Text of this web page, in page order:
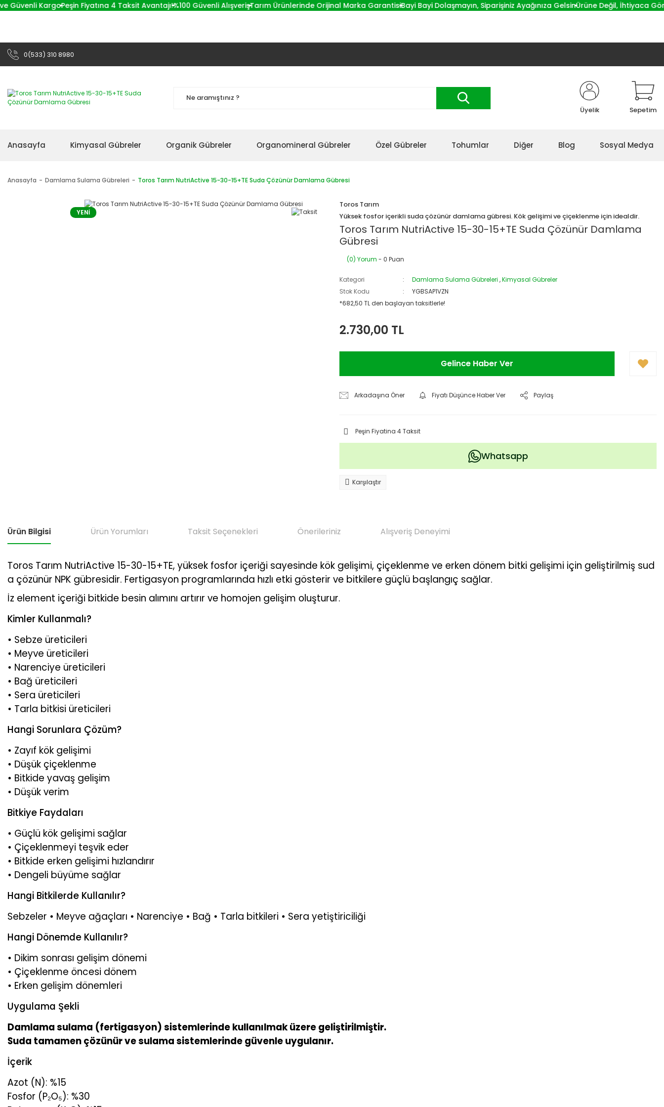
KargoPeşin Fiyatına 4 Taksit Avantajı!%100 Güvenli AlışverişTarım Ürünlerinde Orijinal Marka GarantisiBayi Bayi Dolaşmayın, Siparişiniz Ayağınıza GelsinÜrüne Değil, İhtiyaca Göre
0(533) 310 8980
Üyelik Sepetim
Anasayfa Kimyasal Gübreler Organik Gübreler Organomineral Gübreler Özel Gübreler Tohumlar Diğer Blog Sosyal Medya
Anasayfa Damlama Sulama Gübreleri Toros Tarım NutriActive 15-30-15+TE Suda Çözünür Damlama Gübresi
YENİ
Toros Tarım
Yüksek fosfor içerikli suda çözünür damlama gübresi. Kök gelişimi ve çiçeklenme için idealdir.
Toros Tarım NutriActive 15-30-15+TE Suda Çözünür Damlama
Gübresi
(0) Yorum - 0 Puan
Kategori Damlama Sulama Gübreleri ,Kimyasal Gübreler
Stok Kodu
YGBSAP1VZN
*682,50 TL den başlayan taksitlerle!
2.730,00 TL
Gelince Haber Ver
Arkadaşına Öner Fiyatı Düşünce Haber Ver Paylaş
Peşin Fiyatina 4 Taksit
Whatsapp
Karşılaştır
Ürün Bilgisi Ürün Yorumları Taksit Seçenekleri Önerileriniz Alışveriş Deneyimi
Toros Tarım NutriActive 15-30-15+TE, yüksek fosfor içeriği sayesinde kök gelişimi, çiçeklenme ve erken dönem bitki gelişimi için geliştirilmiş sud
a çözünür NPK gübresidir. Fertigasyon programlarında hızlı etki gösterir ve bitkilere güçlü başlangıç sağlar.
İz element içeriği bitkide besin alımını artırır ve homojen gelişim oluşturur.
Kimler Kullanmalı?
• Sebze üreticileri
• Meyve üreticileri
• Narenciye üreticileri
• Bağ üreticileri
• Sera üreticileri
• Tarla bitkisi üreticileri
Hangi Sorunlara Çözüm?
• Zayıf kök gelişimi
• Düşük çiçeklenme
• Bitkide yavaş gelişim
• Düşük verim
Bitkiye Faydaları
• Güçlü kök gelişimi sağlar
• Çiçeklenmeyi teşvik eder
• Bitkide erken gelişimi hızlandırır
• Dengeli büyüme sağlar
Hangi Bitkilerde Kullanılır?
Sebzeler • Meyve ağaçları • Narenciye • Bağ • Tarla bitkileri • Sera yetiştiriciliği
Hangi Dönemde Kullanılır?
• Dikim sonrası gelişim dönemi
• Çiçeklenme öncesi dönem
• Erken gelişim dönemleri
Uygulama Şekli
Damlama sulama (fertigasyon) sistemlerinde kullanılmak üzere geliştirilmiştir.
Suda tamamen çözünür ve sulama sistemlerinde güvenle uygulanır.
İçerik
Azot (N): %15
Fosfor (P₂O₅): %30